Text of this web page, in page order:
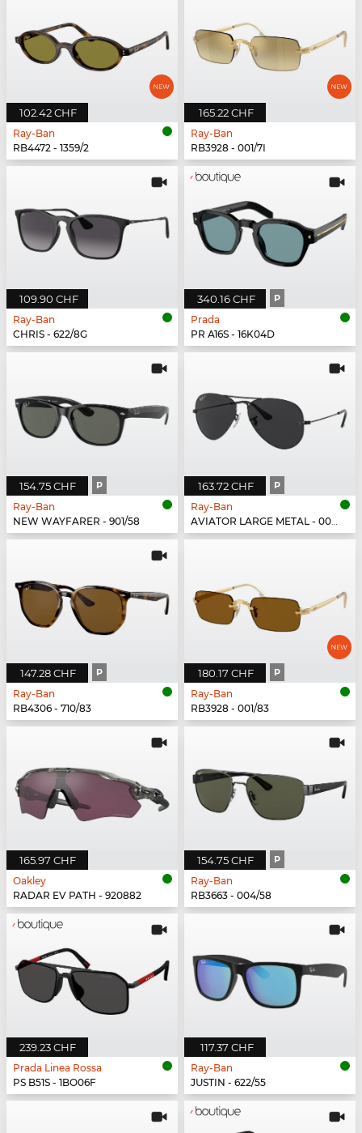
102.42 CHF
Ray-Ban
RB4472 - 1359/2
165.22 CHF
Ray-Ban
RB3928 - 001/7I
109.90 CHF
Ray-Ban
CHRIS - 622/8G
340.16 CHF P
Prada
PR A16S - 16K04D
154.75 CHF P
Ray-Ban
NEW WAYFARER - 901/58
163.72 CHF P
Ray-Ban
AVIATOR LARGE METAL - 002/48
147.28 CHF P
Ray-Ban
RB4306 - 710/83
180.17 CHF P
Ray-Ban
RB3928 - 001/83
165.97 CHF
Oakley
RADAR EV PATH - 920882
154.75 CHF P
Ray-Ban
RB3663 - 004/58
239.23 CHF
Prada Linea Rossa
PS B51S - 1BO06F
117.37 CHF
Ray-Ban
JUSTIN - 622/55